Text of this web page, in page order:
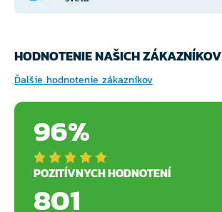
HODNOTENIE NAŠICH ZÁKAZNÍKOV
Ďalšie hodnotenie zákazníkov
96%
POZITÍVNYCH HODNOTENÍ
801